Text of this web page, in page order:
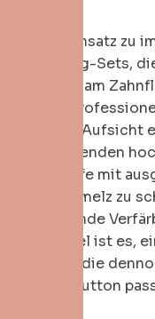
Im Gegensatz zu
Bleaching-Sets,
Schäden am
unsere
direkten Aufsicht
Wir verwenden
Wirkstoffe mit
Zahnschmelz zu
tiefsitzende
Unser Ziel ist es,
erzielen, die
Ihrem Hautton